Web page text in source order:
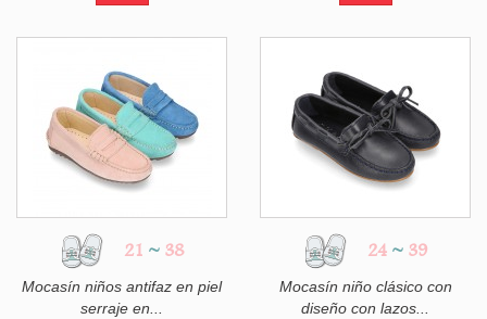
21 ~ 38
Mocasín niños antifaz en piel
serraje en...
24 ~ 39
Mocasín niño clásico con
diseño con lazos...